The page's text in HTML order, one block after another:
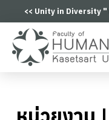
<< Unity in Diversity "